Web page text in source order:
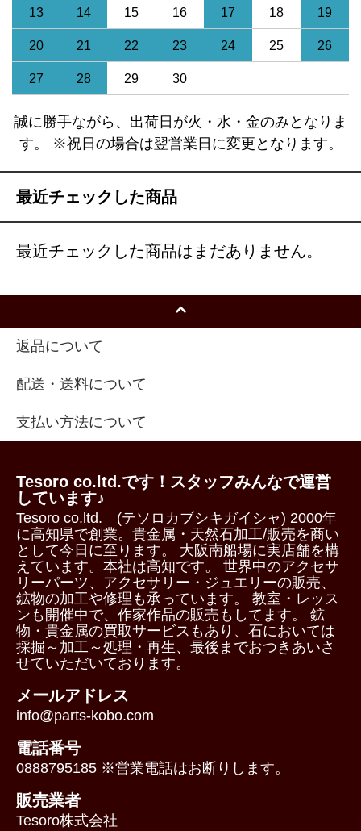
13 14 15 16 17 18 19
20 21 22 23 24 25 26
27 28 29 30
誠に勝手ながら、出荷日が火・水・金のみとなりま
す。 ※祝日の場合は翌営業日に変更となります。
最近チェックした商品
最近チェックした商品はまだありません。
返品について
配送・送料について
支払い方法について
Tesoro co.ltd.です！スタッフみんなで運営
しています♪
Tesoro co.ltd. (テソロカブシキガイシャ) 2000年
に高知県で創業。貴金属・天然石加工/販売を商い
として今日に至ります。 大阪南船場に実店舗を構
えています。本社は高知です。 世界中のアクセサ
リーパーツ、アクセサリー・ジュエリーの販売、
鉱物の加工や修理も承っています。 教室・レッス
ンも開催中で、作家作品の販売もしてます。 鉱
物・貴金属の買取サービスもあり、石においては
採掘～加工～処理・再生、最後までおつきあいさ
せていただいております。
メールアドレス
info@parts-kobo.com
電話番号
0888795185 ※営業電話はお断りします。
販売業者
Tesoro株式会社